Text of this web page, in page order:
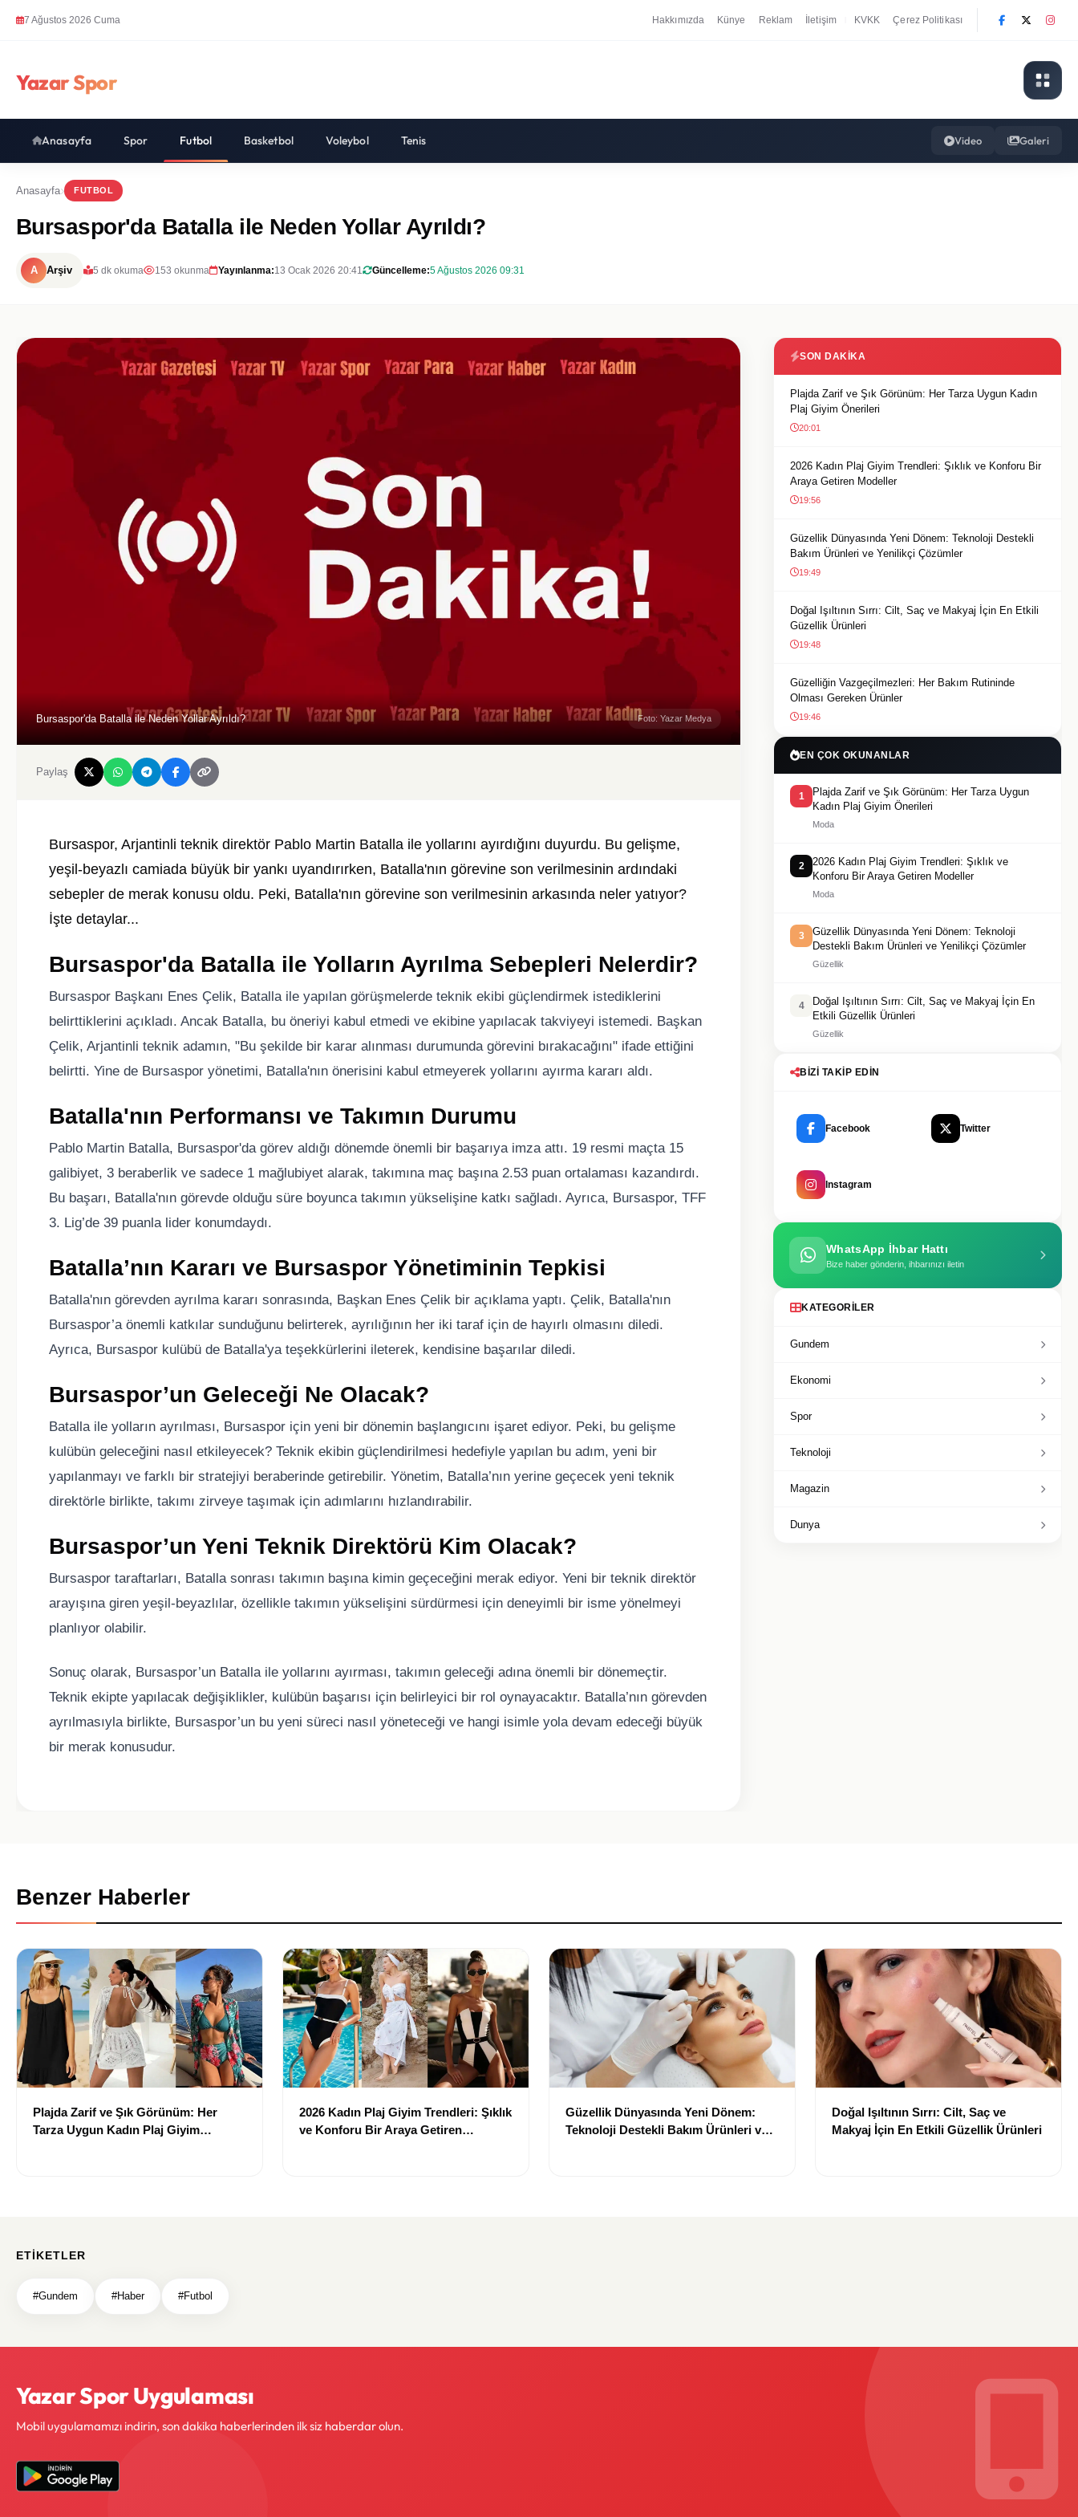
7 Ağustos 2026 Cuma Hakkımızda Künye Reklam İletişim KVKK Çerez Politikası
Yazar Spor
Anasayfa Spor Futbol Basketbol Voleybol Tenis Video Galeri
Anasayfa FUTBOL
Bursaspor'da Batalla ile Neden Yollar Ayrıldı?
A Arşiv 5 dk okuma 153 okunma Yayınlanma:13 Ocak 2026 20:41 Güncelleme:5 Ağustos 2026 09:31
Bursaspor'da Batalla ile Neden Yollar Ayrıldı? Foto: Yazar Medya
Paylaş
Bursaspor, Arjantinli teknik direktör Pablo Martin Batalla ile yollarını ayırdığını duyurdu. Bu gelişme,
yeşil-beyazlı camiada büyük bir yankı uyandırırken, Batalla'nın görevine son verilmesinin ardındaki
sebepler de merak konusu oldu. Peki, Batalla'nın görevine son verilmesinin arkasında neler yatıyor?
İşte detaylar...
Bursaspor'da Batalla ile Yolların Ayrılma Sebepleri Nelerdir?
Bursaspor Başkanı Enes Çelik, Batalla ile yapılan görüşmelerde teknik ekibi güçlendirmek istediklerini
belirttiklerini açıkladı. Ancak Batalla, bu öneriyi kabul etmedi ve ekibine yapılacak takviyeyi istemedi. Başkan
Çelik, Arjantinli teknik adamın, "Bu şekilde bir karar alınması durumunda görevini bırakacağını" ifade ettiğini
belirtti. Yine de Bursaspor yönetimi, Batalla'nın önerisini kabul etmeyerek yollarını ayırma kararı aldı.
Batalla'nın Performansı ve Takımın Durumu
Pablo Martin Batalla, Bursaspor'da görev aldığı dönemde önemli bir başarıya imza attı. 19 resmi maçta 15
galibiyet, 3 beraberlik ve sadece 1 mağlubiyet alarak, takımına maç başına 2.53 puan ortalaması kazandırdı.
Bu başarı, Batalla'nın görevde olduğu süre boyunca takımın yükselişine katkı sağladı. Ayrıca, Bursaspor, TFF
3. Lig’de 39 puanla lider konumdaydı.
Batalla’nın Kararı ve Bursaspor Yönetiminin Tepkisi
Batalla'nın görevden ayrılma kararı sonrasında, Başkan Enes Çelik bir açıklama yaptı. Çelik, Batalla'nın
Bursaspor’a önemli katkılar sunduğunu belirterek, ayrılığının her iki taraf için de hayırlı olmasını diledi.
Ayrıca, Bursaspor kulübü de Batalla'ya teşekkürlerini ileterek, kendisine başarılar diledi.
Bursaspor’un Geleceği Ne Olacak?
Batalla ile yolların ayrılması, Bursaspor için yeni bir dönemin başlangıcını işaret ediyor. Peki, bu gelişme
kulübün geleceğini nasıl etkileyecek? Teknik ekibin güçlendirilmesi hedefiyle yapılan bu adım, yeni bir
yapılanmayı ve farklı bir stratejiyi beraberinde getirebilir. Yönetim, Batalla’nın yerine geçecek yeni teknik
direktörle birlikte, takımı zirveye taşımak için adımlarını hızlandırabilir.
Bursaspor’un Yeni Teknik Direktörü Kim Olacak?
Bursaspor taraftarları, Batalla sonrası takımın başına kimin geçeceğini merak ediyor. Yeni bir teknik direktör
arayışına giren yeşil-beyazlılar, özellikle takımın yükselişini sürdürmesi için deneyimli bir isme yönelmeyi
planlıyor olabilir.
Sonuç olarak, Bursaspor’un Batalla ile yollarını ayırması, takımın geleceği adına önemli bir dönemeçtir.
Teknik ekipte yapılacak değişiklikler, kulübün başarısı için belirleyici bir rol oynayacaktır. Batalla’nın görevden
ayrılmasıyla birlikte, Bursaspor’un bu yeni süreci nasıl yöneteceği ve hangi isimle yola devam edeceği büyük
bir merak konusudur.
SON DAKIKA
Plajda Zarif ve Şık Görünüm: Her Tarza Uygun Kadın
Plaj Giyim Önerileri
20:01
2026 Kadın Plaj Giyim Trendleri: Şıklık ve Konforu Bir
Araya Getiren Modeller
19:56
Güzellik Dünyasında Yeni Dönem: Teknoloji Destekli
Bakım Ürünleri ve Yenilikçi Çözümler
19:49
Doğal Işıltının Sırrı: Cilt, Saç ve Makyaj İçin En Etkili
Güzellik Ürünleri
19:48
Güzelliğin Vazgeçilmezleri: Her Bakım Rutininde
Olması Gereken Ürünler
19:46
EN ÇOK OKUNANLAR
1
Plajda Zarif ve Şık Görünüm: Her Tarza Uygun
Kadın Plaj Giyim Önerileri
Moda
2
2026 Kadın Plaj Giyim Trendleri: Şıklık ve
Konforu Bir Araya Getiren Modeller
Moda
3
Güzellik Dünyasında Yeni Dönem: Teknoloji
Destekli Bakım Ürünleri ve Yenilikçi Çözümler
Güzellik
4
Doğal Işıltının Sırrı: Cilt, Saç ve Makyaj İçin En
Etkili Güzellik Ürünleri
Güzellik
BIZI TAKIP EDIN
Facebook Twitter
Instagram
WhatsApp İhbar Hattı
Bize haber gönderin, ihbarınızı iletin
KATEGORILER
Gundem
Ekonomi
Spor
Teknoloji
Magazin
Dunya
Benzer Haberler
Plajda Zarif ve Şık Görünüm: Her
Tarza Uygun Kadın Plaj Giyim
2026 Kadın Plaj Giyim Trendleri: Şıklık
ve Konforu Bir Araya Getiren
Güzellik Dünyasında Yeni Dönem:
Teknoloji Destekli Bakım Ürünleri ve
Doğal Işıltının Sırrı: Cilt, Saç ve
Makyaj İçin En Etkili Güzellik Ürünleri
ETIKETLER
#Gundem #Haber #Futbol
Yazar Spor Uygulaması
Mobil uygulamamızı indirin, son dakika haberlerinden ilk siz haberdar olun.